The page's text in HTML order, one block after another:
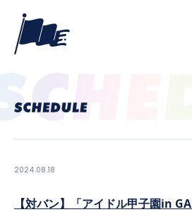
2024.08.18
【対バン】「アイドル甲子園in